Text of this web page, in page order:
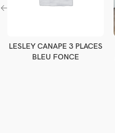
Lire la suite
LESLEY CANAPE 3 PLACES
BLEU FONCE